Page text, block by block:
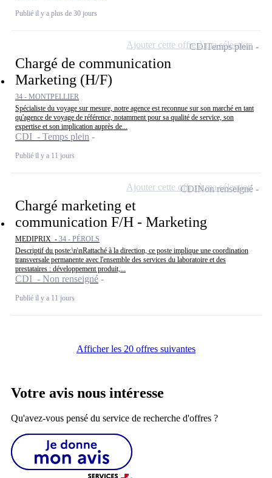
Publié il y a plus de 30 jours
Chargé de communication
Marketing (H/F)
34 - MONTPELLIER
Spécialiste du voyage sur mesure, notre agence est reconnue sur son marché en tant
qu'agence de voyage de référence, notamment pour sa qualité de service, son
expertise et son implication auprès de...
CDI - Temps plein
Publié il y a 11 jours
CDITemps plein
Ajouter cette offre à ma sélection
Chargé marketing et
communication F/H - Marketing
MEDIPRIX - 34 - PÉROLS
Descriptif du poste:\n\nRattaché à la direction, ce poste implique une coordination
transversale permanente avec l'ensemble des services du laboratoire et des
prestataires : développement produit,...
CDI - Non renseigné
Publié il y a 11 jours
CDINon renseigné
Ajouter cette offre à ma sélection
Afficher les 20 offres suivantes
Votre avis nous intéresse
Qu'avez-vous pensé du service de recherche d'offres ?